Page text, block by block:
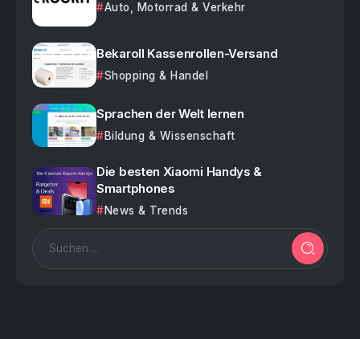
Auto, Motorrad & Verkehr
Bekaroll Kassenrollen-Versand
Shopping & Handel
Sprachen der Welt lernen
Bildung & Wissenschaft
Die besten Xiaomi Handys &
Smartphones
News & Trends